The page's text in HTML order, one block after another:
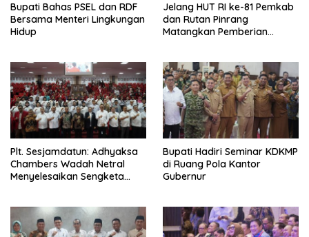
Bupati Bahas PSEL dan RDF
Bersama Menteri Lingkungan
Hidup
Jelang HUT RI ke-81 Pemkab
dan Rutan Pinrang
Matangkan Pemberian
Plt. Sesjamdatun: Adhyaksa
Chambers Wadah Netral
Menyelesaikan Sengketa
Bupati Hadiri Seminar KDKMP
di Ruang Pola Kantor
Gubernur